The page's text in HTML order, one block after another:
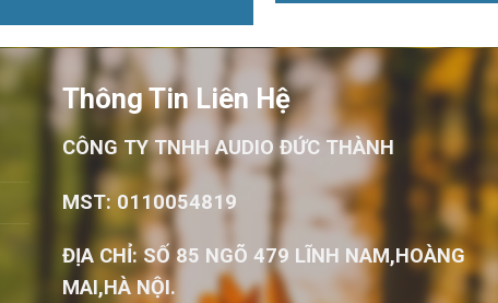
Thông Tin Liên Hệ
CÔNG TY TNHH AUDIO ĐỨC THÀNH
MST: 0110054819
ĐỊA CHỈ: SỐ 85 NGÕ 479 LĨNH NAM,HOÀNG
MAI,HÀ NỘI.